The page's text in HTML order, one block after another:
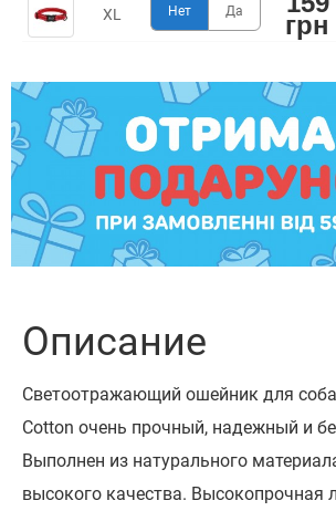
XL Нет Да грн
Описание
Светоотражающий ошейник для
Cotton очень прочный, надежный и
Выполнен из натурального
высокого качества. Высокопрочная